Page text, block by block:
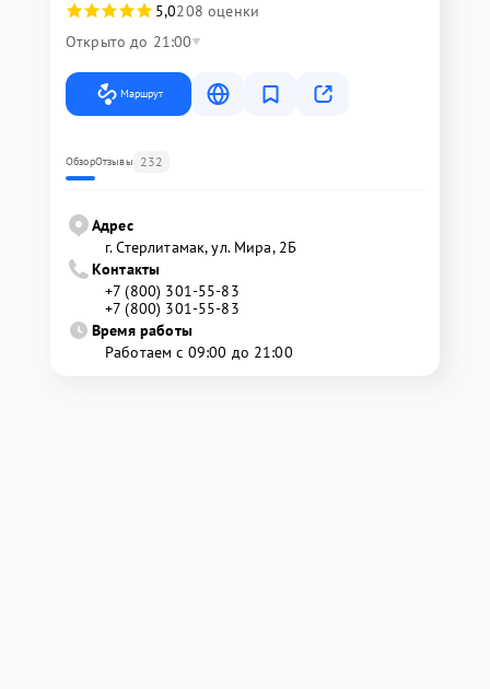
5,0208 оценки
Открыто до 21:00
Маршрут
ОбзорОтзывы 232
Адрес
г. Стерлитамак, ул. Мира, 2Б
Контакты
+7 (800) 301-55-83
+7 (800) 301-55-83
Время работы
Работаем с 09:00 до 21:00